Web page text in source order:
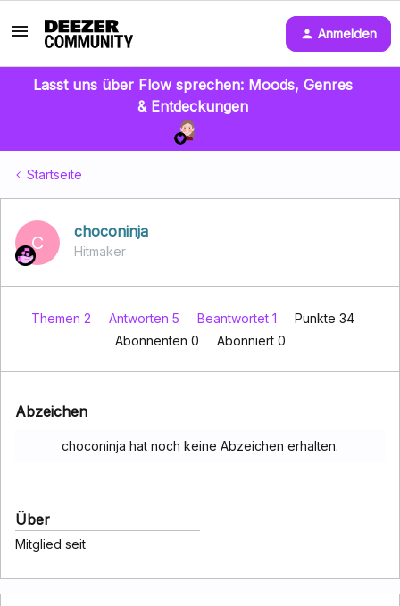
Anmelden
Lasst uns über Flow sprechen: Moods, Genres
& Entdeckungen
Startseite
C
choconinja
Hitmaker
Themen 2 Antworten 5 Beantwortet 1
Punkte 34
Abonnenten 0 Abonniert 0
Abzeichen
choconinja hat noch keine Abzeichen erhalten.
Über
Mitglied seit